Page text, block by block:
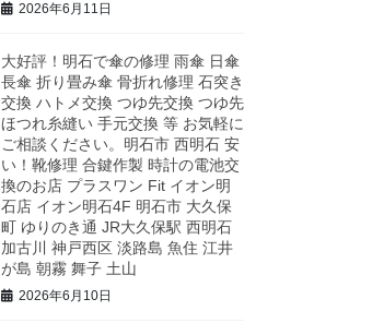
2026年6月11日
大好評！明石で傘の修理 雨傘 日傘
長傘 折り畳み傘 骨折れ修理 石突き
交換 ハトメ交換 つゆ先交換 つゆ先
ほつれ糸縫い 手元交換 等 お気軽に
ご相談ください。明石市 西明石 安
い！靴修理 合鍵作製 時計の電池交
換のお店 プラスワン Fit イオン明
石店 イオン明石4F 明石市 大久保
町 ゆりのき通 JR大久保駅 西明石
加古川 神戸西区 淡路島 魚住 江井
が島 朝霧 舞子 土山
2026年6月10日